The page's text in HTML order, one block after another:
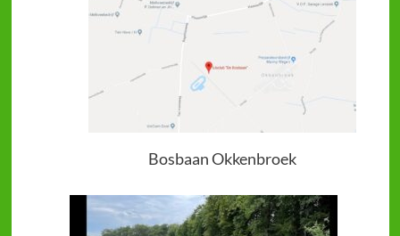
Bosbaan Okkenbroek